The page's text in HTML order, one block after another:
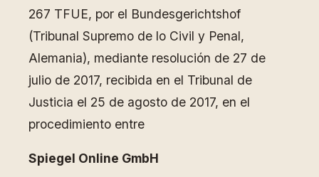
267 TFUE, por el Bundesgerichtshof
(Tribunal Supremo de lo Civil y Penal,
Alemania), mediante resolución de 27 de
julio de 2017, recibida en el Tribunal de
Justicia el 25 de agosto de 2017, en el
procedimiento entre
Spiegel Online GmbH